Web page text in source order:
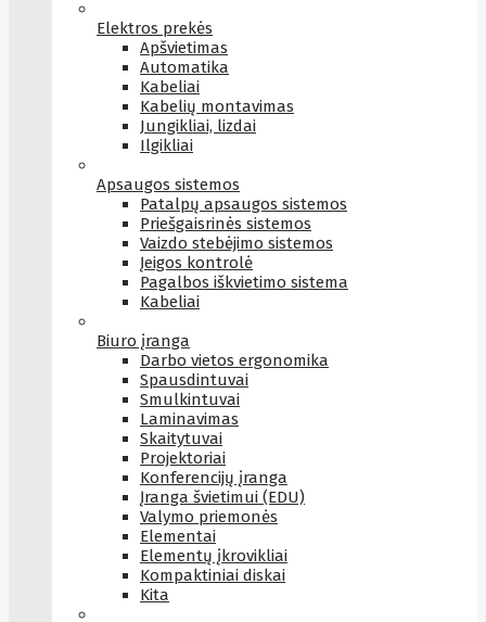
Elektros prekės
Apšvietimas
Automatika
Kabeliai
Kabelių montavimas
Jungikliai, lizdai
Ilgikliai
Apsaugos sistemos
Patalpų apsaugos sistemos
Priešgaisrinės sistemos
Vaizdo stebėjimo sistemos
Įeigos kontrolė
Pagalbos iškvietimo sistema
Kabeliai
Biuro įranga
Darbo vietos ergonomika
Spausdintuvai
Smulkintuvai
Laminavimas
Skaitytuvai
Projektoriai
Konferencijų įranga
Įranga švietimui (EDU)
Valymo priemonės
Elementai
Elementų įkrovikliai
Kompaktiniai diskai
Kita